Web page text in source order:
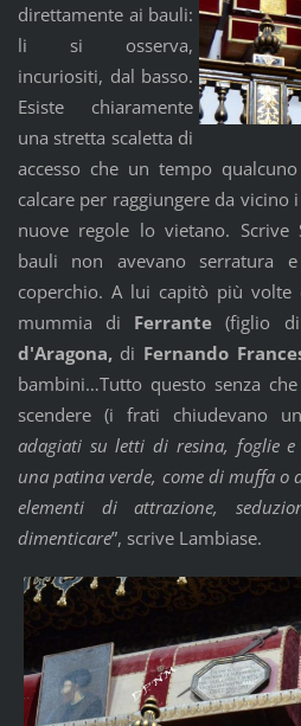
direttamente ai bauli:
li si osserva,
incuriositi, dal basso.
Esiste chiaramente
una stretta scaletta di
accesso che un tempo
calcare per raggiungere da vicino
nuove regole lo vietano. Scrive
bauli non avevano serratura
coperchio. A lui capitò più
mummia di Ferrante(figlio
d'Aragona,di Fernando
bambini…Tutto questo senza
scendere (i frati chiudevano
adagiati su letti di resina, foglie
una patina verde, come di muffa o
elementi di attrazione,
dimenticare”, scrive Lambiase.